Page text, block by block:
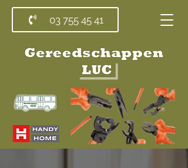
03 755 45 41